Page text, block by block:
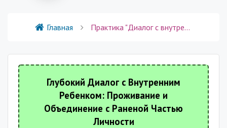
Главная Практика "Диалог с внутренним ребёнком"
Глубокий Диалог с Внутренним
Ребенком: Проживание и
Объединение с Раненой Частью
Личности